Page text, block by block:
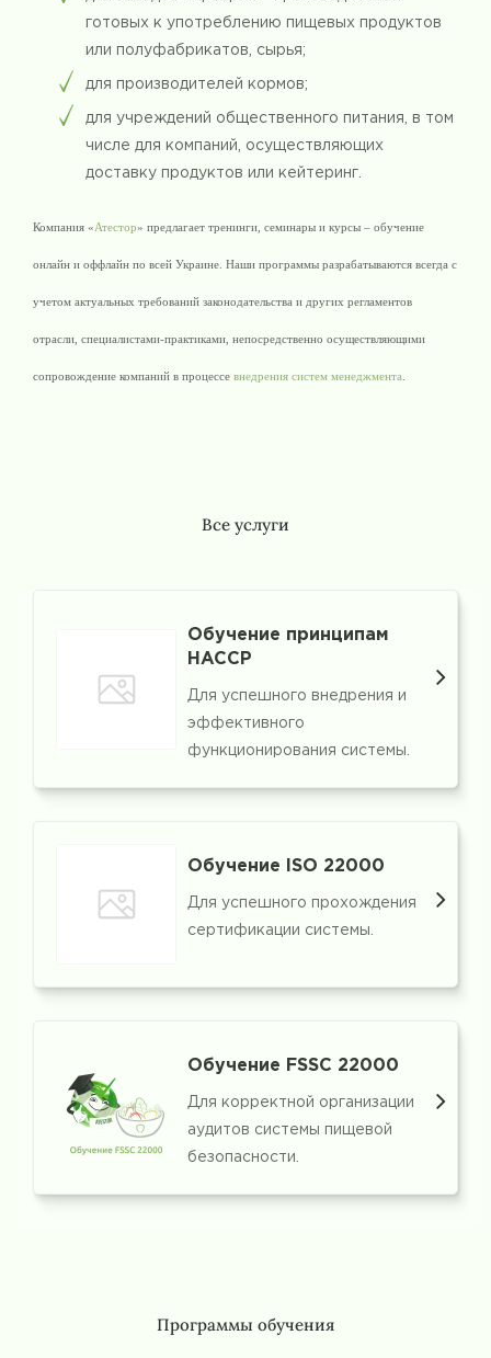
готовых к употреблению пищевых продуктов
или полуфабрикатов, сырья;
для производителей кормов;
для учреждений общественного питания, в том
числе для компаний, осуществляющих
доставку продуктов или кейтеринг.
Компания «Атестор» предлагает тренинги, семинары и курсы – обучение
онлайн и оффлайн по всей Украине. Наши программы разрабатываются всегда с
учетом актуальных требований законодательства и других регламентов
отрасли, специалистами-практиками, непосредственно осуществляющими
сопровождение компаний в процессе внедрения систем менеджмента
Все услуги
Обучение принципам
HACCP
Для успешного внедрения и
эффективного
функционирования системы.
Обучение ISO 22000
Для успешного прохождения
сертификации системы.
Обучение FSSC 22000
Для корректной организации
аудитов системы пищевой
безопасности.
Программы обучения